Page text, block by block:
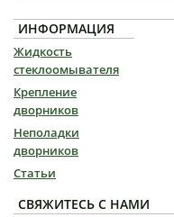
ИНФОРМАЦИЯ
Жидкость
стеклоомывателя
Крепление
дворников
Неполадки
дворников
Статьи
СВЯЖИТЕСЬ С НАМИ